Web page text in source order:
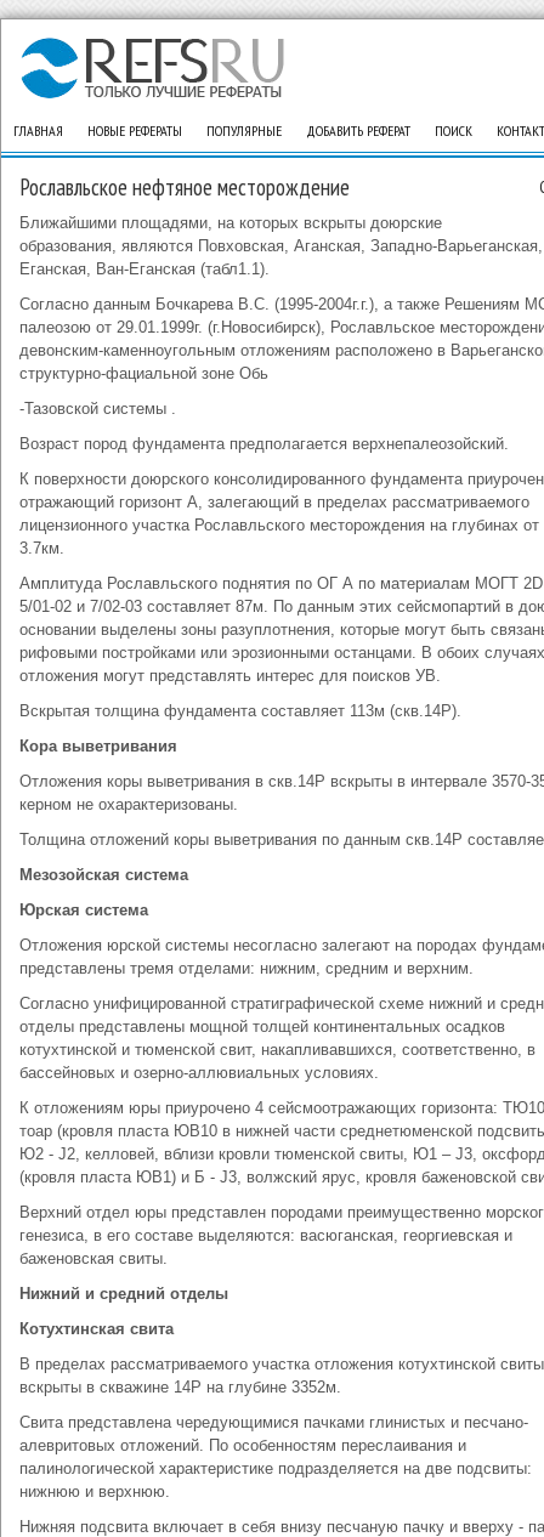
ГЛАВНАЯ НОВЫЕ РЕФЕРАТЫ ПОПУЛЯРНЫЕ ДОБАВИТЬ РЕФЕРАТ ПОИСК
Рославльское нефтяное месторождение
Ближайшими площадями, на которых вскрыты доюрские
образования, являются Повховская, Аганская, Западно-
Еганская, Ван-Еганская (табл1.1).
Согласно данным Бочкарева В.С. (1995-2004г.г.), а также Решениям
палеозою от 29.01.1999г. (г.Новосибирск), Рославльское
девонским-каменноугольным отложениям расположено в
структурно-фациальной зоне Обь
-Тазовской системы .
Возраст пород фундамента предполагается верхнепалеозойский.
К поверхности доюрского консолидированного фундамента приурочен
отражающий горизонт А, залегающий в пределах рассматриваемого
лицензионного участка Рославльского месторождения на глубинах
3.7км.
Амплитуда Рославльского поднятия по ОГ А по материалам МОГТ
5/01-02 и 7/02-03 составляет 87м. По данным этих сейсмопартий в
основании выделены зоны разуплотнения, которые могут быть
рифовыми постройками или эрозионными останцами. В обоих
отложения могут представлять интерес для поисков УВ.
Вскрытая толщина фундамента составляет 113м (скв.14Р).
Кора выветривания
Отложения коры выветривания в скв.14Р вскрыты в интервале 3570-
керном не охарактеризованы.
Толщина отложений коры выветривания по данным скв.14Р
Мезозойская система
Юрская система
Отложения юрской системы несогласно залегают на породах
представлены тремя отделами: нижним, средним и верхним.
Согласно унифицированной стратиграфической схеме нижний и
отделы представлены мощной толщей континентальных осадков
котухтинской и тюменской свит, накапливавшихся, соответственно, в
бассейновых и озерно-аллювиальных условиях.
К отложениям юры приурочено 4 сейсмоотражающих горизонта:
тоар (кровля пласта ЮВ10 в нижней части среднетюменской
Ю2 - J2, келловей, вблизи кровли тюменской свиты, Ю1 – J3,
(кровля пласта ЮВ1) и Б - J3, волжский ярус, кровля баженовской
Верхний отдел юры представлен породами преимущественно
генезиса, в его составе выделяются: васюганская, георгиевская и
баженовская свиты.
Нижний и средний отделы
Котухтинская свита
В пределах рассматриваемого участка отложения котухтинской свиты
вскрыты в скважине 14Р на глубине 3352м.
Свита представлена чередующимися пачками глинистых и песчано-
алевритовых отложений. По особенностям переслаивания и
палинологической характеристике подразделяется на две подсвиты:
нижнюю и верхнюю.
Нижняя подсвита включает в себя внизу песчаную пачку и вверху -